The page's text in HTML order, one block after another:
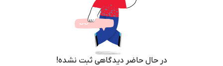
در حال حاضر دیدگاهی ثبت نشده!